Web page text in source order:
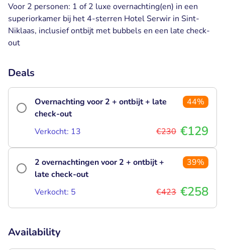
Voor 2 personen: 1 of 2 luxe overnachting(en) in een
superiorkamer bij het 4-sterren Hotel Serwir in Sint-
Niklaas, inclusief ontbijt met bubbels en een late check-
out
Deals
Overnachting voor 2 + ontbijt + late
check-out
44%
Verkocht: 13 €230 €129
2 overnachtingen voor 2 + ontbijt +
late check-out
39%
Verkocht: 5 €423 €258
Availability